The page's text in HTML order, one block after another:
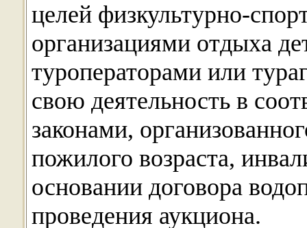
целей физкультурно-
организациями отдыха
туроператорами или
свою деятельность в
законами,
пожилого возраста,
основании договора
проведения аукциона.